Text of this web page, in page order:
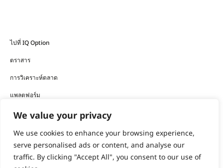
We value your privacy
We use cookies to enhance your browsing experience,
serve personalised ads or content, and analyse our
traffic. By clicking "Accept All", you consent to our use of
ไปที่ IQ Option
ตราสาร
การวิเคราะห์ตลาด
แพลตฟอร์ม
ดาวน์โหลดแอป
ผลิตภัณฑ์ทางการเงินที่บริษัทนำเสนอมีความเสี่ยงในระดับสูง และ
อาจทำให้คุณสูญเสียเงินทุนทั้งหมดได้